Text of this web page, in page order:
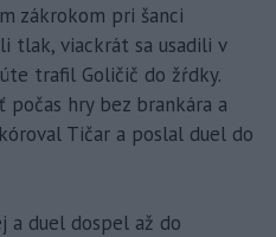
zákrokom pri šanci
tlak, viackrát sa usadili v
trafil Goličič do žŕdky.
počas hry bez brankára a
Tičar a poslal duel do
a duel dospel až do